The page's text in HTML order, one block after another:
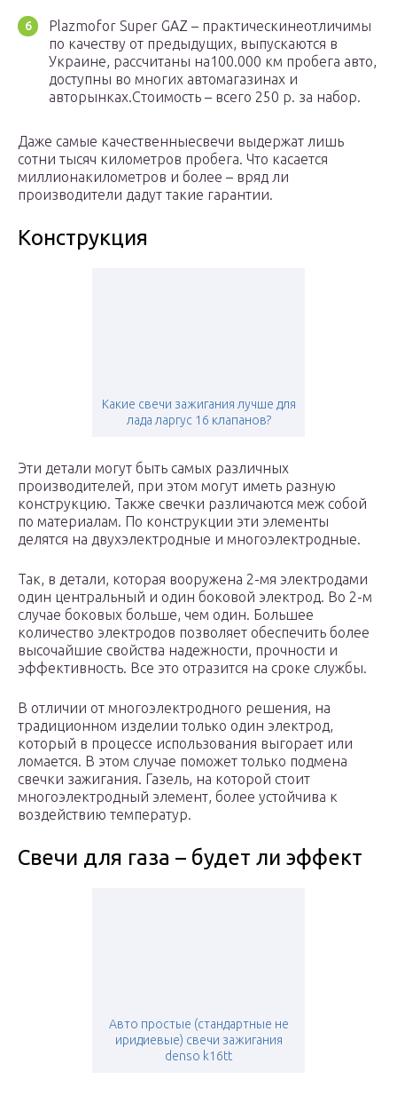
Plazmofor Super GAZ – практическинеотличимы
по качеству от предыдущих, выпускаются в
Украине, рассчитаны на100.000 км пробега авто,
доступны во многих автомагазинах и
авторынках.Стоимость – всего 250 р. за набор.
Даже самые качественныесвечи выдержат лишь
сотни тысяч километров пробега. Что касается
миллионакилометров и более – вряд ли
производители дадут такие гарантии.
Конструкция
Какие свечи зажигания лучше для
лада ларгус 16 клапанов?
Эти детали могут быть самых различных
производителей, при этом могут иметь разную
конструкцию. Также свечки различаются меж собой
по материалам. По конструкции эти элементы
делятся на двухэлектродные и многоэлектродные.
Так, в детали, которая вооружена 2-мя электродами
один центральный и один боковой электрод. Во 2-м
случае боковых больше, чем один. Большее
количество электродов позволяет обеспечить более
высочайшие свойства надежности, прочности и
эффективность. Все это отразится на сроке службы.
В отличии от многоэлектродного решения, на
традиционном изделии только один электрод,
который в процессе использования выгорает или
ломается. В этом случае поможет только подмена
свечки зажигания. Газель, на которой стоит
многоэлектродный элемент, более устойчива к
воздействию температур.
Свечи для газа – будет ли эффект
Авто простые (стандартные не
иридиевыe) свечи зажигания
denso k16tt